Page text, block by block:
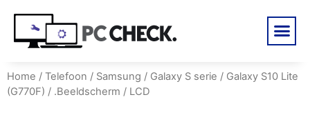
Home / Telefoon / Samsung / Galaxy S serie / Galaxy S10 Lite
(G770F) / .Beeldscherm / LCD